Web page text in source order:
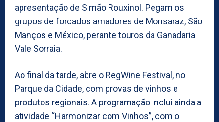
apresentação de Simão Rouxinol. Pegam os
grupos de forcados amadores de Monsaraz, São
Manços e México, perante touros da Ganadaria
Vale Sorraia.
Ao final da tarde, abre o RegWine Festival, no
Parque da Cidade, com provas de vinhos e
produtos regionais. A programação inclui ainda a
atividade “Harmonizar com Vinhos”, com o